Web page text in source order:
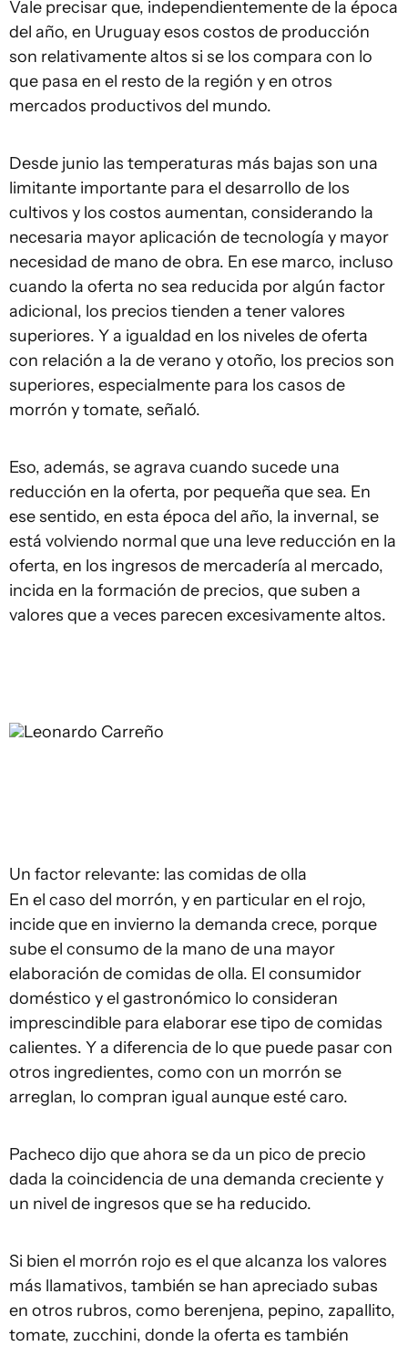
Vale precisar que, independientemente de la época
del año, en Uruguay esos costos de producción
son relativamente altos si se los compara con lo
que pasa en el resto de la región y en otros
mercados productivos del mundo.
Desde junio las temperaturas más bajas son una
limitante importante para el desarrollo de los
cultivos y los costos aumentan, considerando la
necesaria mayor aplicación de tecnología y mayor
necesidad de mano de obra. En ese marco, incluso
cuando la oferta no sea reducida por algún factor
adicional, los precios tienden a tener valores
superiores. Y a igualdad en los niveles de oferta
con relación a la de verano y otoño, los precios son
superiores, especialmente para los casos de
morrón y tomate, señaló.
Eso, además, se agrava cuando sucede una
reducción en la oferta, por pequeña que sea. En
ese sentido, en esta época del año, la invernal, se
está volviendo normal que una leve reducción en la
oferta, en los ingresos de mercadería al mercado,
incida en la formación de precios, que suben a
valores que a veces parecen excesivamente altos.
Leonardo Carreño
Un factor relevante: las comidas de olla
En el caso del morrón, y en particular en el rojo,
incide que en invierno la demanda crece, porque
sube el consumo de la mano de una mayor
elaboración de comidas de olla. El consumidor
doméstico y el gastronómico lo consideran
imprescindible para elaborar ese tipo de comidas
calientes. Y a diferencia de lo que puede pasar con
otros ingredientes, como con un morrón se
arreglan, lo compran igual aunque esté caro.
Pacheco dijo que ahora se da un pico de precio
dada la coincidencia de una demanda creciente y
un nivel de ingresos que se ha reducido.
Si bien el morrón rojo es el que alcanza los valores
más llamativos, también se han apreciado subas
en otros rubros, como berenjena, pepino, zapallito,
tomate, zucchini, donde la oferta es también